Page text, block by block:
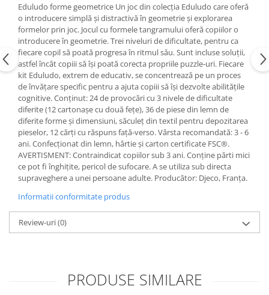
Eduludo forme geometrice Un joc din colecția Eduludo care oferă
o introducere simplă și distractivă în geometrie și explorarea
formelor prin joc. Jocul cu formele tangramului oferă copiilor o
introducere în geometrie. Trei niveluri de dificultate, pentru ca
fiecare copil să poată progresa în ritmul său. Sunt incluse soluții,
astfel încât copiii să își poată corecta propriile puzzle-uri. Fiecare
kit Eduludo, extrem de educativ, se concentrează pe un proces
de învățare specific pentru a ajuta copiii să își dezvolte abilitățile
cognitive. Conținut: 24 de provocări cu 3 nivele de dificultate
diferite (12 cartonașe cu două fețe), 36 de piese din lemn de
diferite forme și dimensiuni, săculeț din textil pentru depozitarea
pieselor, 12 cărți cu răspuns față-verso. Vârsta recomandată: 3 - 6
ani. Confecționat din lemn, hârtie și carton certificate FSC®.
AVERTISMENT: Contraindicat copiilor sub 3 ani. Conține părti mici
ce pot fi înghițite, pericol de sufocare. A se utiliza sub directa
supraveghere a unei persoane adulte. Producător: Djeco, Franţa.
Informatii conformitate produs
Review-uri(0)
PRODUSE SIMILARE